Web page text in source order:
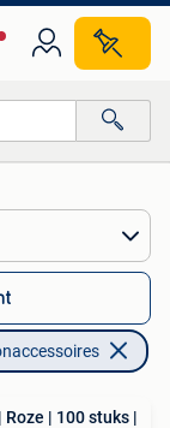
| 100 stuks |